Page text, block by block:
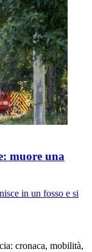
muore una
in un fosso e si
cronaca, mobilità,